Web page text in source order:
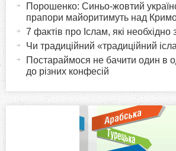
z в
Порошенко: Синьо-жовтий
прапори майоритимуть над
7 фактів про Іслам, які необхідно
Чи традиційний «традиційний
Постараймося не бачити один в
до різних конфесій